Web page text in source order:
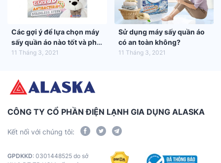
Các gợi ý để lựa chọn máy
sấy quần áo nào tốt và phù
hợp nhất với gia đình bạn
11 Tháng 3, 2021
Sử dụng máy sấy quần áo
có an toàn không?
11 Tháng 3, 2021
CÔNG TY CỔ PHẦN ĐIỆN LẠNH GIA DỤNG ALASKA
Kết nối với chúng tôi:
GPDKKD: 0301448525 do sở